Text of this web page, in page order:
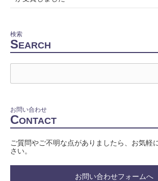
検索
SEARCH
お問い合わせ
CONTACT
ご質問やご不明な点がありましたら、お気軽
さい。
お問い合わせフォームへ